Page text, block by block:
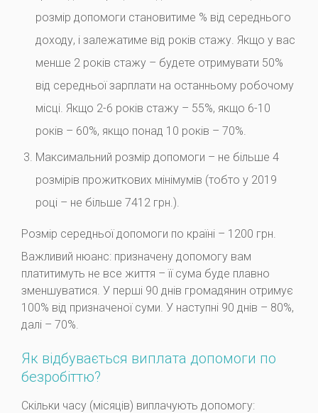
розмір допомоги становитиме % від середнього
доходу, і залежатиме від років стажу. Якщо у вас
менше 2 років стажу – будете отримувати 50%
від середньої зарплати на останньому робочому
місці. Якщо 2-6 років стажу – 55%, якщо 6-10
років – 60%, якщо понад 10 років – 70%.
Максимальний розмір допомоги – не більше 4
розмірів прожиткових мінімумів (тобто у 2019
році – не більше 7412 грн.).
Розмір середньої допомоги по країні – 1200 грн.
Важливий нюанс: призначену допомогу вам
платитимуть не все життя – її сума буде плавно
зменшуватися. У перші 90 днів громадянин отримує
100% від призначеної суми. У наступні 90 днів – 80%,
далі – 70%.
Як відбувається виплата допомоги по
безробіттю?
Скільки часу (місяців) виплачують допомогу: